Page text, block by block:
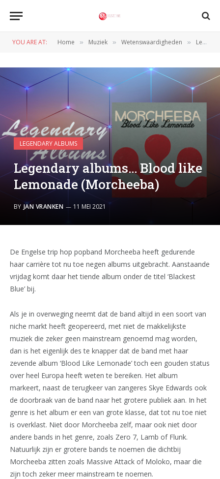
YOU ARE AT: Home » Muziek » Wetenswaardigheden » Legendary Albums
LEGENDARY ALBUMS
Legendary albums… Blood like
Lemonade (Morcheeba)
BY JAN VRANKEN 11 MEI 2021
De Engelse trip hop popband Morcheeba heeft gedurende
haar carrière tot nu toe negen albums uitgebracht. Aanstaande
vrijdag komt daar het tiende album onder de titel ‘Blackest
Blue’ bij.
Als je in overweging neemt dat de band altijd in een soort van
niche markt heeft geopereerd, met niet de makkelijkste
muziek die zeker geen mainstream genoemd mag worden,
dan is het eigenlijk des te knapper dat de band met haar
zevende album ‘Blood Like Lemonade’ toch een gouden status
over heel Europa heeft weten te bereiken. Het album
markeert, naast de terugkeer van zangeres Skye Edwards ook
de doorbraak van de band naar het grotere publiek aan. In het
genre is het album er een van grote klasse, dat tot nu toe niet
is overklast. Niet door Morcheeba zelf, maar ook niet door
andere bands in het genre, zoals Zero 7, Lamb of Flunk.
Natuurlijk zijn er grotere bands te noemen die dichtbij
Morcheeba zitten zoals Massive Attack of Moloko, maar die
zijn toch zeker meer mainstream te noemen.